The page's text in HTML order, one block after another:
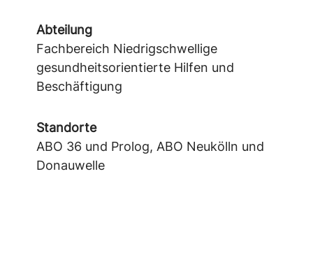
Abteilung
Fachbereich Niedrigschwellige
gesundheitsorientierte Hilfen und
Beschäftigung
Standorte
ABO 36 und Prolog, ABO Neukölln und
Donauwelle